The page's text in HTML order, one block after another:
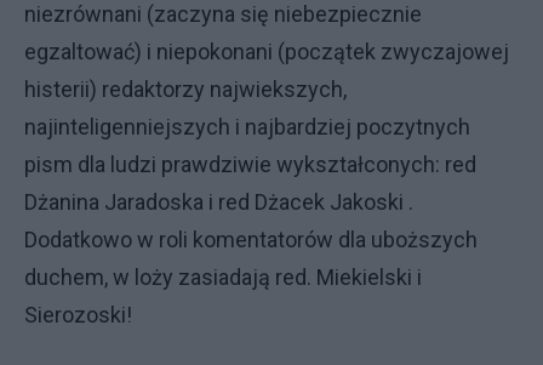
niezrównani (zaczyna się niebezpiecznie
egzaltować) i niepokonani (początek zwyczajowej
histerii) redaktorzy najwiekszych,
najinteligenniejszych i najbardziej poczytnych
pism dla ludzi prawdziwie wykształconych: red
Dżanina Jaradoska i red Dżacek Jakoski .
Dodatkowo w roli komentatorów dla uboższych
duchem, w loży zasiadają red. Miekielski i
Sierozoski!